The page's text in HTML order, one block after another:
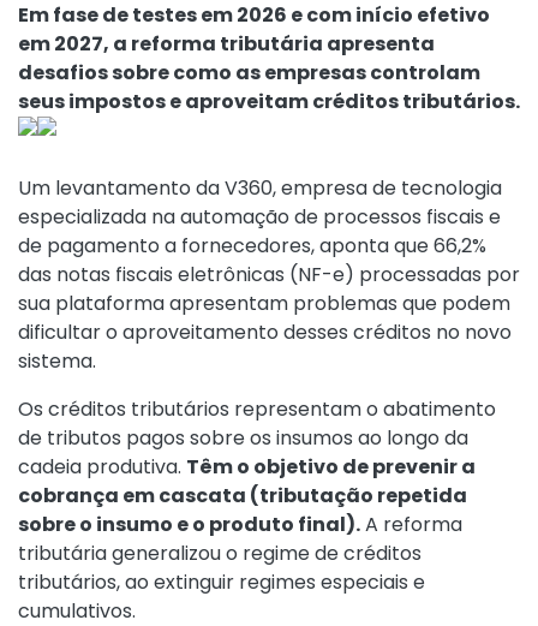
Em fase de testes em 2026 e com início efetivo
em 2027, a reforma tributária apresenta
desafios sobre como as empresas controlam
seus impostos e aproveitam créditos tributários.
Um levantamento da V360, empresa de tecnologia
especializada na automação de processos fiscais e
de pagamento a fornecedores, aponta que 66,2%
das notas fiscais eletrônicas (NF-e) processadas por
sua plataforma apresentam problemas que podem
dificultar o aproveitamento desses créditos no novo
sistema.
Os créditos tributários representam o abatimento
de tributos pagos sobre os insumos ao longo da
cadeia produtiva. Têm o objetivo de prevenir a
cobrança em cascata (tributação repetida
sobre o insumo e o produto final).A reforma
tributária generalizou o regime de créditos
tributários, ao extinguir regimes especiais e
cumulativos.